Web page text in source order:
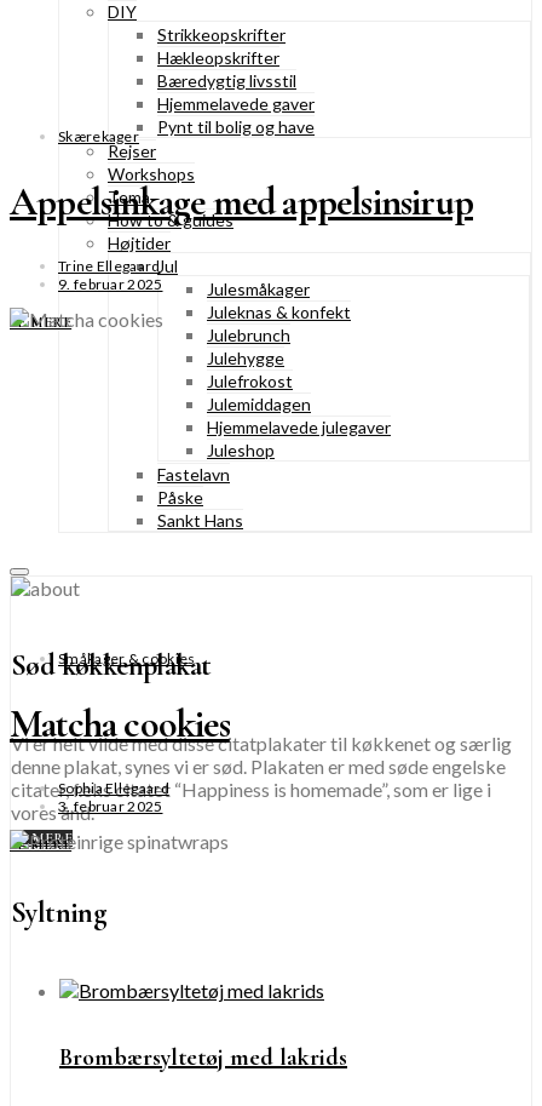
DIY
Strikkeopskrifter
Hækleopskrifter
Bæredygtig livsstil
Hjemmelavede gaver
Pynt til bolig og have
Rejser
Workshops
Tema
How to & guides
Højtider
Jul
Julesmåkager
Juleknas & konfekt
Julebrunch
Julehygge
Julefrokost
Julemiddagen
Hjemmelavede julegaver
Juleshop
Fastelavn
Påske
Sankt Hans
Sød køkkenplakat
Vi er helt vilde med disse citatplakater til køkkenet og særlig
denne plakat, synes vi er sød. Plakaten er med søde engelske
citater, f.eks citatet “Happiness is homemade”, som er lige i
vores ånd.
SE MERE
Syltning
Brombærsyltetøj med lakrids
Skærekager
Appelsinkage med appelsinsirup
Trine Ellegaard
9. februar 2025
SE MERE
Småkager & cookies
Matcha cookies
Sophia Ellegaard
3. februar 2025
SE MERE